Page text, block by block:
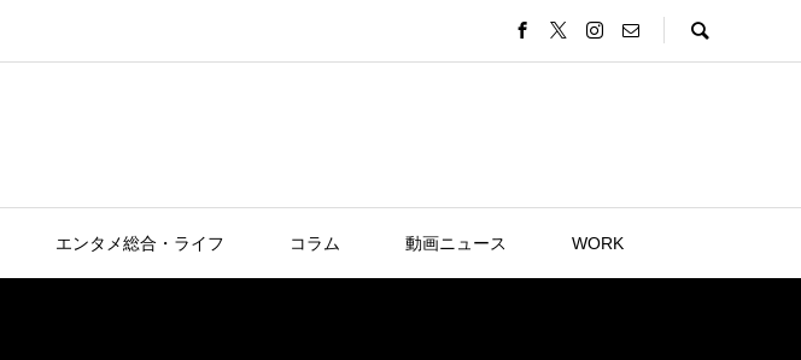
エンタメ総合・ライフ コラム 動画ニュース WORK